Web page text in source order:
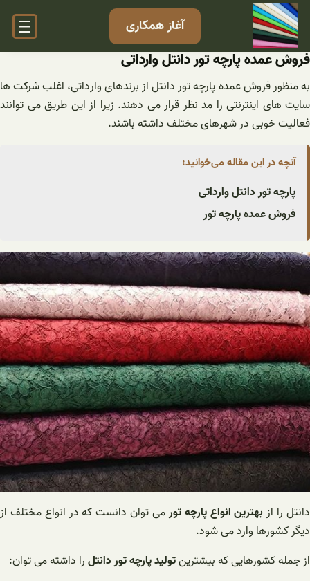
رفتن
محتوا
آغاز همکاری
فروش عمده پارچه تور دانتل وارداتی
به منظور فروش عمده پارچه تور دانتل از برندهای وارداتی، اغلب شرکت ها
سایت های اینترنتی را مد نظر قرار می دهند. زیرا از این طریق می توانند
فعالیت خوبی در شهرهای مختلف داشته باشند.
آنچه در این مقاله می‌خوانید:
پارچه تور دانتل وارداتی
فروش عمده پارچه تور
دانتل را ازبهترین انواع پارچه تورمی توان دانست که در انواع مختلف از
دیگر کشورها وارد می شود.
از جمله کشورهایی که بیشترینتولید پارچه تور دانتلرا داشته می توان: